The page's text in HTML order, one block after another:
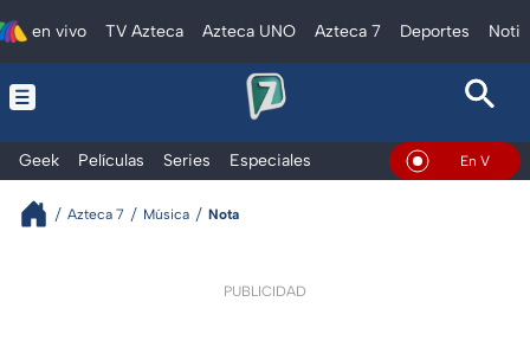
en vivo TV Azteca Azteca UNO Azteca 7 Deportes
Geek Películas Series Especiales En Vivo
Azteca 7 Música Nota
PUBLICIDAD